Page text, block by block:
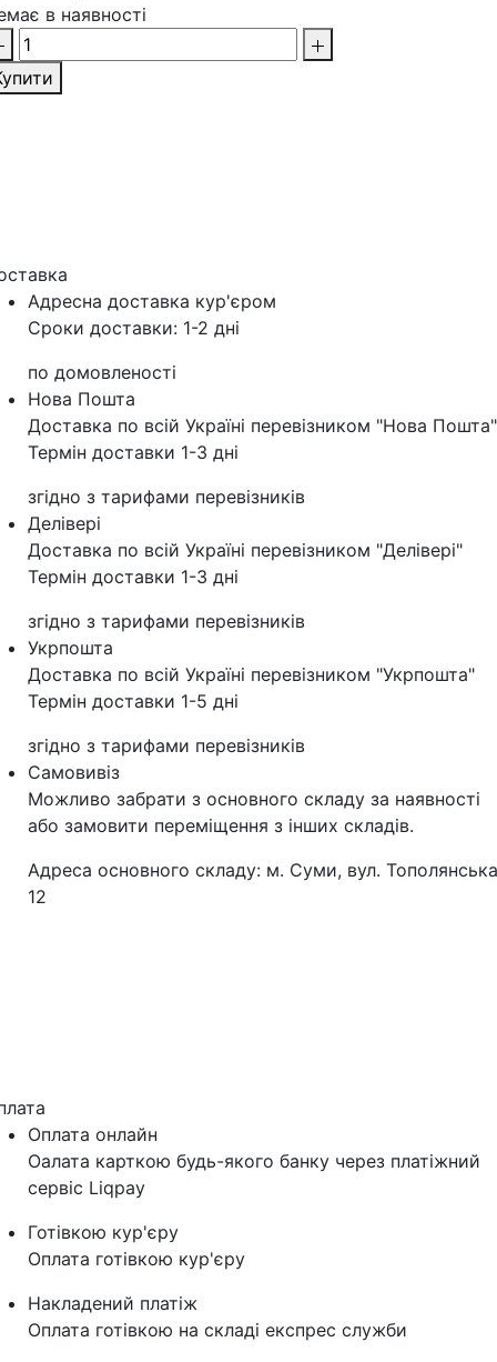
в наявності
Адресна доставка кур'‎єром
Сроки доставки: 1-2 дні
по домовленості
Нова Пошта
Доставка по всій Україні перевізником "Нова Пошта"
Термін доставки 1-3 дні
згідно з тарифами перевізників
Делівері
Доставка по всій Україні перевізником "Делівері"
Термін доставки 1-3 дні
згідно з тарифами перевізників
Укрпошта
Доставка по всій Україні перевізником "Укрпошта"
Термін доставки 1-5 дні
згідно з тарифами перевізників
Самовивіз
Можливо забрати з основного складу за наявності
або замовити переміщення з інших складів.
Адреса основного складу: м. Суми, вул.
12
Оплата онлайн
Оалата карткою будь-якого банку через платіжний
сервіс Liqpay
Готівкою кур'єру
Оплата готівкою кур'єру
Накладений платіж
Оплата готівкою на складі експрес служби